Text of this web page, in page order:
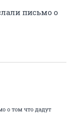
письмо о
о том что дадут